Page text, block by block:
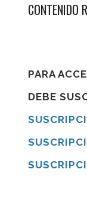
CONTENIDO
PARA
DEBE